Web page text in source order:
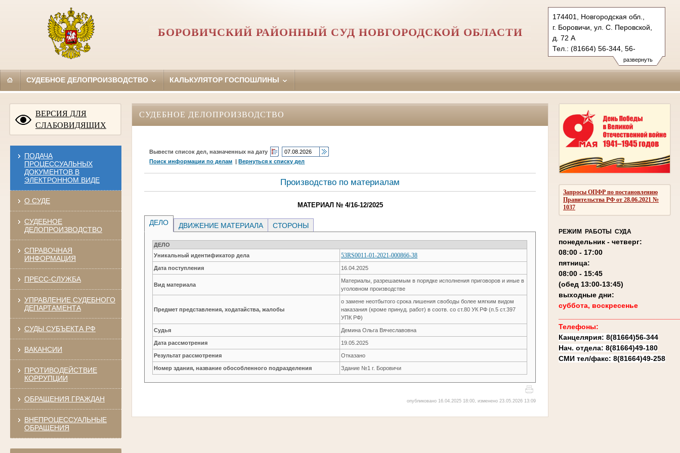
развернуть
174401, Новгородская обл.,
г. Боровичи, ул. С. Перовской,
д. 72 А
Тел.: (81664) 56-344, 56-
027 (ф.)
borovichsky.nvg@sudrf.ru
БОРОВИЧСКИЙ РАЙОННЫЙ СУД НОВГОРОДСКОЙ ОБЛАСТИ
СУДЕБНОЕ ДЕЛОПРОИЗВОДСТВО КАЛЬКУЛЯТОР ГОСПОШЛИНЫ
ВЕРСИЯ ДЛЯ
СЛАБОВИДЯЩИХ
ПОДАЧА
ПРОЦЕССУАЛЬНЫХ
ДОКУМЕНТОВ В
ЭЛЕКТРОННОМ ВИДЕ
О СУДЕ
СУДЕБНОЕ
ДЕЛОПРОИЗВОДСТВО
СПРАВОЧНАЯ
ИНФОРМАЦИЯ
ПРЕСС-СЛУЖБА
УПРАВЛЕНИЕ СУДЕБНОГО
ДЕПАРТАМЕНТА
СУДЫ СУБЪЕКТА РФ
ВАКАНСИИ
ПРОТИВОДЕЙСТВИЕ
КОРРУПЦИИ
ОБРАЩЕНИЯ ГРАЖДАН
ВНЕПРОЦЕССУАЛЬНЫЕ
ОБРАЩЕНИЯ
Запросы ОПФР по постановлению
Правительства РФ от 28.06.2021 №
1037
РЕЖИМ РАБОТЫ СУДА
понедельник - четверг:
08:00 - 17:00
пятница:
08:00 - 15:45
(обед 13:00-13:45)
выходные дни:
суббота, воскресенье
Телефоны:
Канцелярия: 8(81664)56-344
Нач. отдела: 8(81664)49-180
СМИ тел/факс: 8(81664)49-258
СУДЕБНОЕ ДЕЛОПРОИЗВОДСТВО
Вывести список дел, назначенных на дату
Поиск информации по делам |Вернуться к списку дел
Производство по материалам
МАТЕРИАЛ № 4/16-12/2025
ДЕЛО ДВИЖЕНИЕ МАТЕРИАЛА СТОРОНЫ
ДЕЛО
Уникальный идентификатор дела
53RS0011-01-2021-000866-38
Дата поступления 16.04.2025
Вид материала
Материалы, разрешаемым в порядке исполнения приговоров и иные в
уголовном производстве
Предмет представления, ходатайства, жалобы
о замене неотбытого срока лишения свободы более мягким видом
наказания (кроме принуд. работ) в соотв. со ст.80 УК РФ (п.5 ст.397
УПК РФ)
Судья Демина Ольга Вячеславовна
Дата рассмотрения 19.05.2025
Результат рассмотрения Отказано
Номер здания, название обособленного подразделения Здание №1 г. Боровичи
опубликовано 16.04.2025 18:00, изменено 23.05.2026 13:09